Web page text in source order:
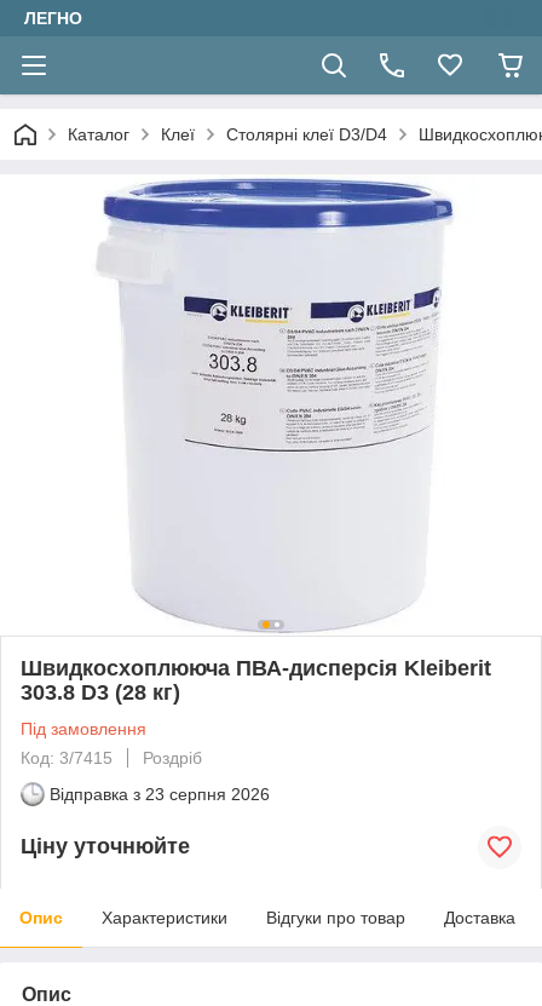
ЛЕГНО
Каталог Клеї Столярні клеї D3/D4
Швидкосхоплююча ПВА-дисперсія Kleiberit
303.8 D3 (28 кг)
Під замовлення
Код: 3/7415
Роздріб
Відправка з 23 серпня 2026
Ціну уточнюйте
Опис Характеристики Відгуки про товар Доставка
Опис